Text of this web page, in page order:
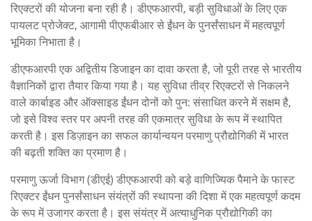
रिएक्टरों की योजना बना रही है। डीएफआरपी, बड़ी सुविधाओं के लिए एक
पायलट प्रोजेक्ट, आगामी पीएफबीआर से ईंधन के पुनर्संसाधन में महत्वपूर्ण
भूमिका निभाता है।
डीएफआरपी एक अद्वितीय डिजाइन का दावा करता है, जो पूरी तरह से भारतीय
वैज्ञानिकों द्वारा तैयार किया गया है। यह सुविधा तीव्र रिएक्टरों से निकलने
वाले कार्बाइड और ऑक्साइड ईंधन दोनों को पुन: संसाधित करने में सक्षम है,
जो इसे विश्व स्तर पर अपनी तरह की एकमात्र सुविधा के रूप में स्थापित
करती है। इस डिज़ाइन का सफल कार्यान्वयन परमाणु प्रौद्योगिकी में भारत
की बढ़ती शक्ति का प्रमाण है।
परमाणु ऊर्जा विभाग (डीएई) डीएफआरपी को बड़े वाणिज्यिक पैमाने के फास्ट
रिएक्टर ईंधन पुनर्संसाधन संयंत्रों की स्थापना की दिशा में एक महत्वपूर्ण कदम
के रूप में उजागर करता है। इस संयंत्र में अत्याधुनिक प्रौद्योगिकी का